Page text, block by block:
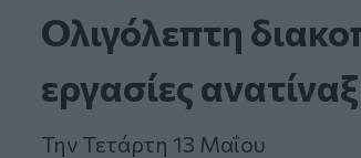
Ολιγόλεπτη
εργασίες
Την Τετάρτη 13 Μαΐου